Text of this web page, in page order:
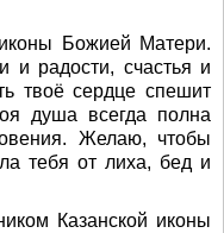
Божией Матери.
радости, счастья и
твоё сердце спешит
душа всегда полна
Желаю, чтобы
тебя от лиха, бед и
Казанской иконы